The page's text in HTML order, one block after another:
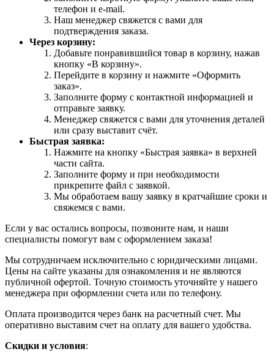
телефон и e-mail.
Наш менеджер свяжется с вами для
подтверждения заказа.
Через корзину:
Добавьте понравившийся товар в корзину, нажав
кнопку «В корзину».
Перейдите в корзину и нажмите «Оформить
заказ».
Заполните форму с контактной информацией и
отправьте заявку.
Менеджер свяжется с вами для уточнения деталей
или сразу выставит счёт.
Быстрая заявка:
Нажмите на кнопку «Быстрая заявка» в верхней
части сайта.
Заполните форму и при необходимости
прикрепите файл с заявкой.
Мы обработаем вашу заявку в кратчайшие сроки и
свяжемся с вами.
Если у вас остались вопросы, позвоните нам, и наши
специалисты помогут вам с оформлением заказа!
Мы сотрудничаем исключительно с юридическими лицами.
Цены на сайте указаны для ознакомления и не являются
публичной офертой. Точную стоимость уточняйте у нашего
менеджера при оформлении счета или по телефону.
Оплата производится через банк на расчетный счет. Мы
оперативно выставим счет на оплату для вашего удобства.
Скидки и условия: